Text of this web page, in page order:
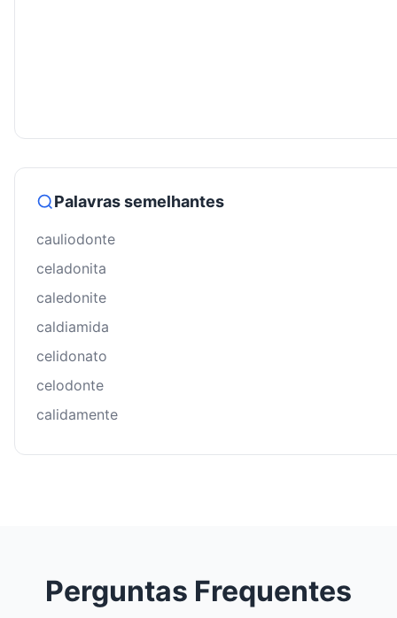
Palavras semelhantes
cauliodonte
celadonita
caledonite
caldiamida
celidonato
celodonte
calidamente
Perguntas Frequentes